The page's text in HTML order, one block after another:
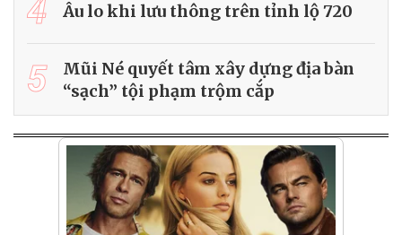
4 Âu lo khi lưu thông trên tỉnh lộ 720
5
Mũi Né quyết tâm xây dựng địa bàn
“sạch” tội phạm trộm cắp